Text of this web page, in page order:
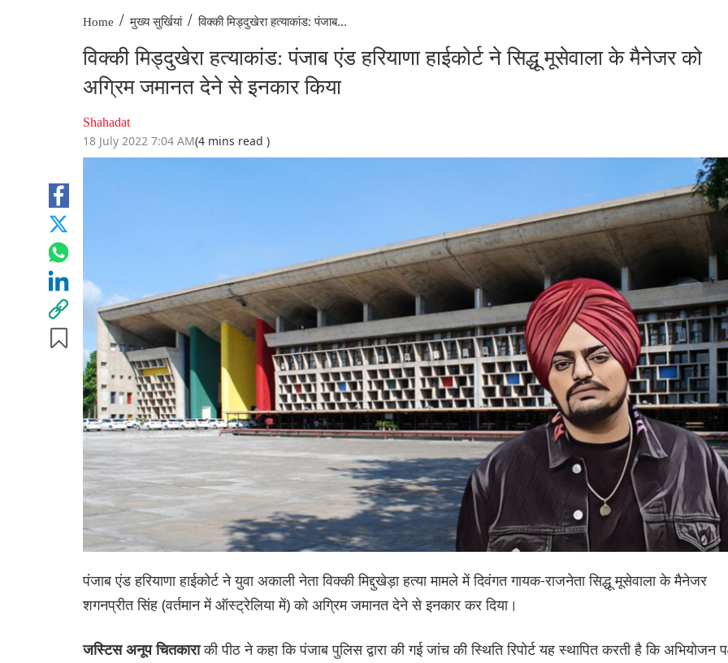
Home / मुख्य सुर्खियां / विक्की मिड्दुखेरा हत्याकांड: पंजाब...
विक्की मिड्दुखेरा हत्याकांड: पंजाब एंड हरियाणा हाईकोर्ट ने सिद्धू मूसेवाला के मैनेजर को
अग्रिम जमानत देने से इनकार किया
Shahadat
18 July 2022 7:04 AM(4 mins read )
पंजाब एंड हरियाणा हाईकोर्ट ने युवा अकाली नेता विक्की मिद्दुखेड़ा हत्या मामले में दिवंगत गायक-राजनेता सिद्धू मूसेवाला के मैनेजर
शगनप्रीत सिंह (वर्तमान में ऑस्ट्रेलिया में) को अग्रिम जमानत देने से इनकार कर दिया।
जस्टिस अनूप चितकाराकी पीठ ने कहा कि पंजाब पुलिस द्वारा की गई जांच की स्थिति रिपोर्ट यह स्थापित करती है कि अभियोजन